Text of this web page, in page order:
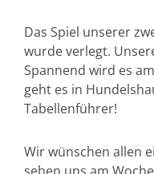
Das Spiel unserer
wurde verlegt.
Spannend wird es
geht es in
Tabellenführer!
Wir wünschen allen